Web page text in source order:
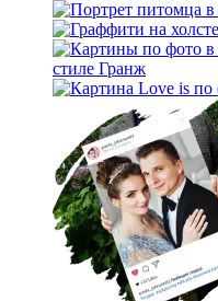
стиле Гранж